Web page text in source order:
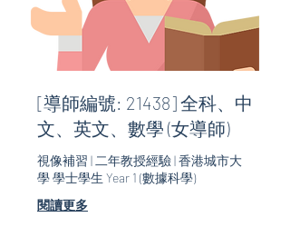
[導師編號: 21438] 全科、中
文、英文、數學 (女導師)
視像補習 | 二年教授經驗 | 香港城市大
學 學士學生 Year 1 (數據科學)
閱讀更多